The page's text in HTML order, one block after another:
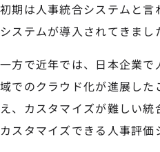
初期は人事統合システムと
システムが導入されてきまし
一方で近年では、日本企業
域でのクラウド化が進展し
え、カスタマイズが難しい
カスタマイズできる人事評価